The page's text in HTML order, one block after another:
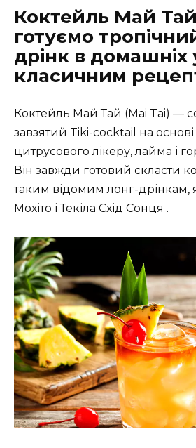
Коктейль Май
готуємо
дрінк в домашніх
класичним
Коктейль Май Тай (Mai Tai) —
завзятий Tiki-cocktail на
цитрусового лікеру, лайма і
Він завжди готовий скласти
таким відомим лонг-дрінкам,
Мохіто іТекіла Схід Сонця .